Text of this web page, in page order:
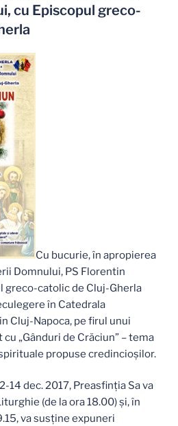
cu Episcopul greco-
Cu bucurie, în apropierea
Domnului, PS Florentin
greco-catolic de Cluj-Gherla
în Catedrala
Cluj-Napoca, pe firul unui
„Gânduri de Crăciun” – tema
propuse credincioşilor.
14 dec. 2017, Preasfinţia Sa va
(de la ora 18.00) şi, în
va susţine expuneri